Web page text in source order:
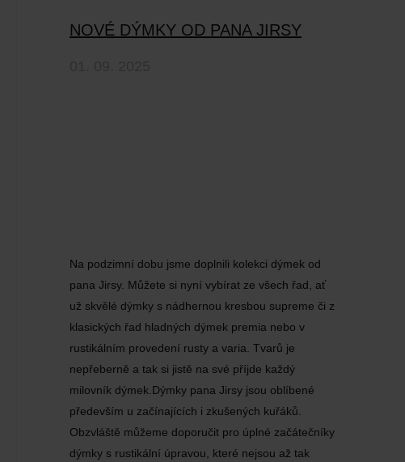
NOVÉ DÝMKY OD PANA JIRSY
Na podzimní dobu jsme doplnili kolekci dýmek od
pana Jirsy. Můžete si nyní vybírat ze všech řad, ať
už skvělé dýmky s nádhernou kresbou supreme či z
klasických řad hladných dýmek premia nebo v
rustikálním provedení rusty a varia. Tvarů je
nepřeberně a tak si jistě na své příjde každý
milovník dýmek.Dýmky pana Jirsy jsou oblíbené
především u začínajících i zkušených kuřáků.
Obzvláště můžeme doporučit pro úplné začátečníky
dýmky s rustikální úpravou, které nejsou až tak